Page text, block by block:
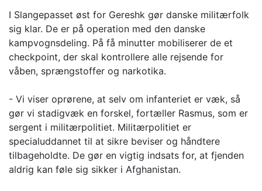
I Slangepasset øst for Gereshk gør danske militærfolk
sig klar. De er på operation med den danske
kampvognsdeling. På få minutter mobiliserer de et
checkpoint, der skal kontrollere alle rejsende for
våben, sprængstoffer og narkotika.
- Vi viser oprørene, at selv om infanteriet er væk, så
gør vi stadigvæk en forskel, fortæller Rasmus, som er
sergent i militærpolitiet. Militærpolitiet er
specialuddannet til at sikre beviser og håndtere
tilbageholdte. De gør en vigtig indsats for, at fjenden
aldrig kan føle sig sikker i Afghanistan.